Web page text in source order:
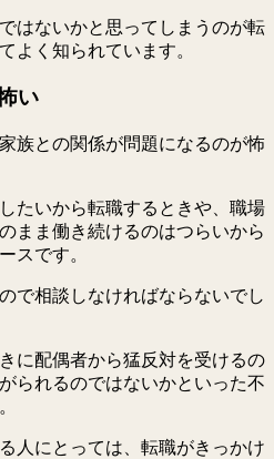
はないかと思ってしまうのが転
よく知られています。
い
族との関係が問題になるのが怖
たいから転職するときや、職場
まま働き続けるのはつらいから
スです。
で相談しなければならないでし
に配偶者から猛反対を受けるの
られるのではないかといった不
人にとっては、転職がきっかけ